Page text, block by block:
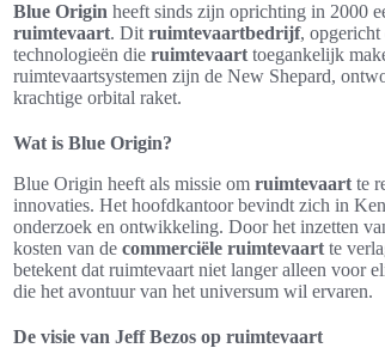
Blue Origin heeft sinds zijn oprichting in 2000
ruimtevaart. Dit ruimtevaartbedrijf,
technologieën die ruimtevaart toegankelijk
ruimtevaartsystemen zijn de New Shepard,
krachtige orbital raket.
Wat is Blue Origin?
Blue Origin heeft als missie om ruimtevaart te
innovaties. Het hoofdkantoor bevindt zich in
onderzoek en ontwikkeling. Door het inzetten
kosten van de commerciële ruimtevaart te
betekent dat ruimtevaart niet langer alleen voor
die het avontuur van het universum wil ervaren.
De visie van Jeff Bezos op ruimtevaart